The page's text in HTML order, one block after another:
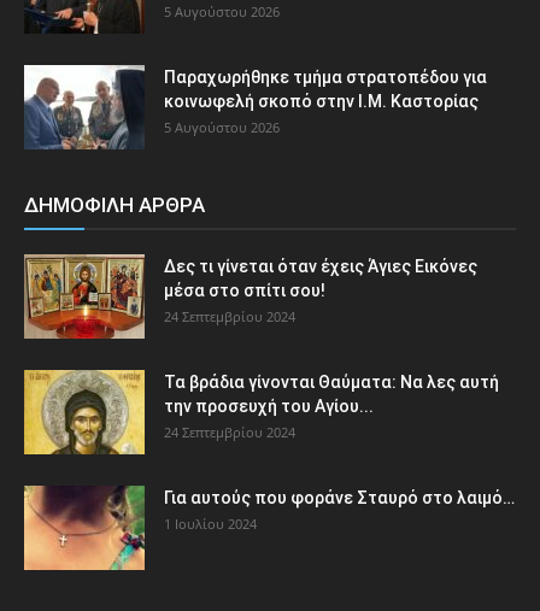
5 Αυγούστου 2026
Παραχωρήθηκε τμήμα στρατοπέδου για
κοινωφελή σκοπό στην Ι.Μ. Καστορίας
5 Αυγούστου 2026
ΔΗΜΟΦΙΛΗ ΑΡΘΡΑ
Δες τι γίνεται όταν έχεις Άγιες Εικόνες
μέσα στο σπίτι σου!
24 Σεπτεμβρίου 2024
Τα βράδια γίνονται Θαύματα: Να λες αυτή
την προσευχή του Αγίου...
24 Σεπτεμβρίου 2024
Για αυτούς που φοράνε Σταυρό στο λαιμό…
1 Ιουλίου 2024